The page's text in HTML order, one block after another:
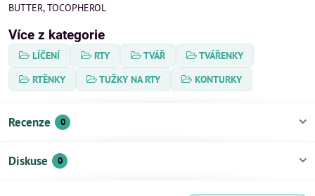
BUTTER, TOCOPHEROL
Více z kategorie
LÍČENÍ RTY TVÁŘ
TVÁŘENKY
RTĚNKY
TUŽKY NA RTY KONTURKY
Recenze 0
Diskuse 0